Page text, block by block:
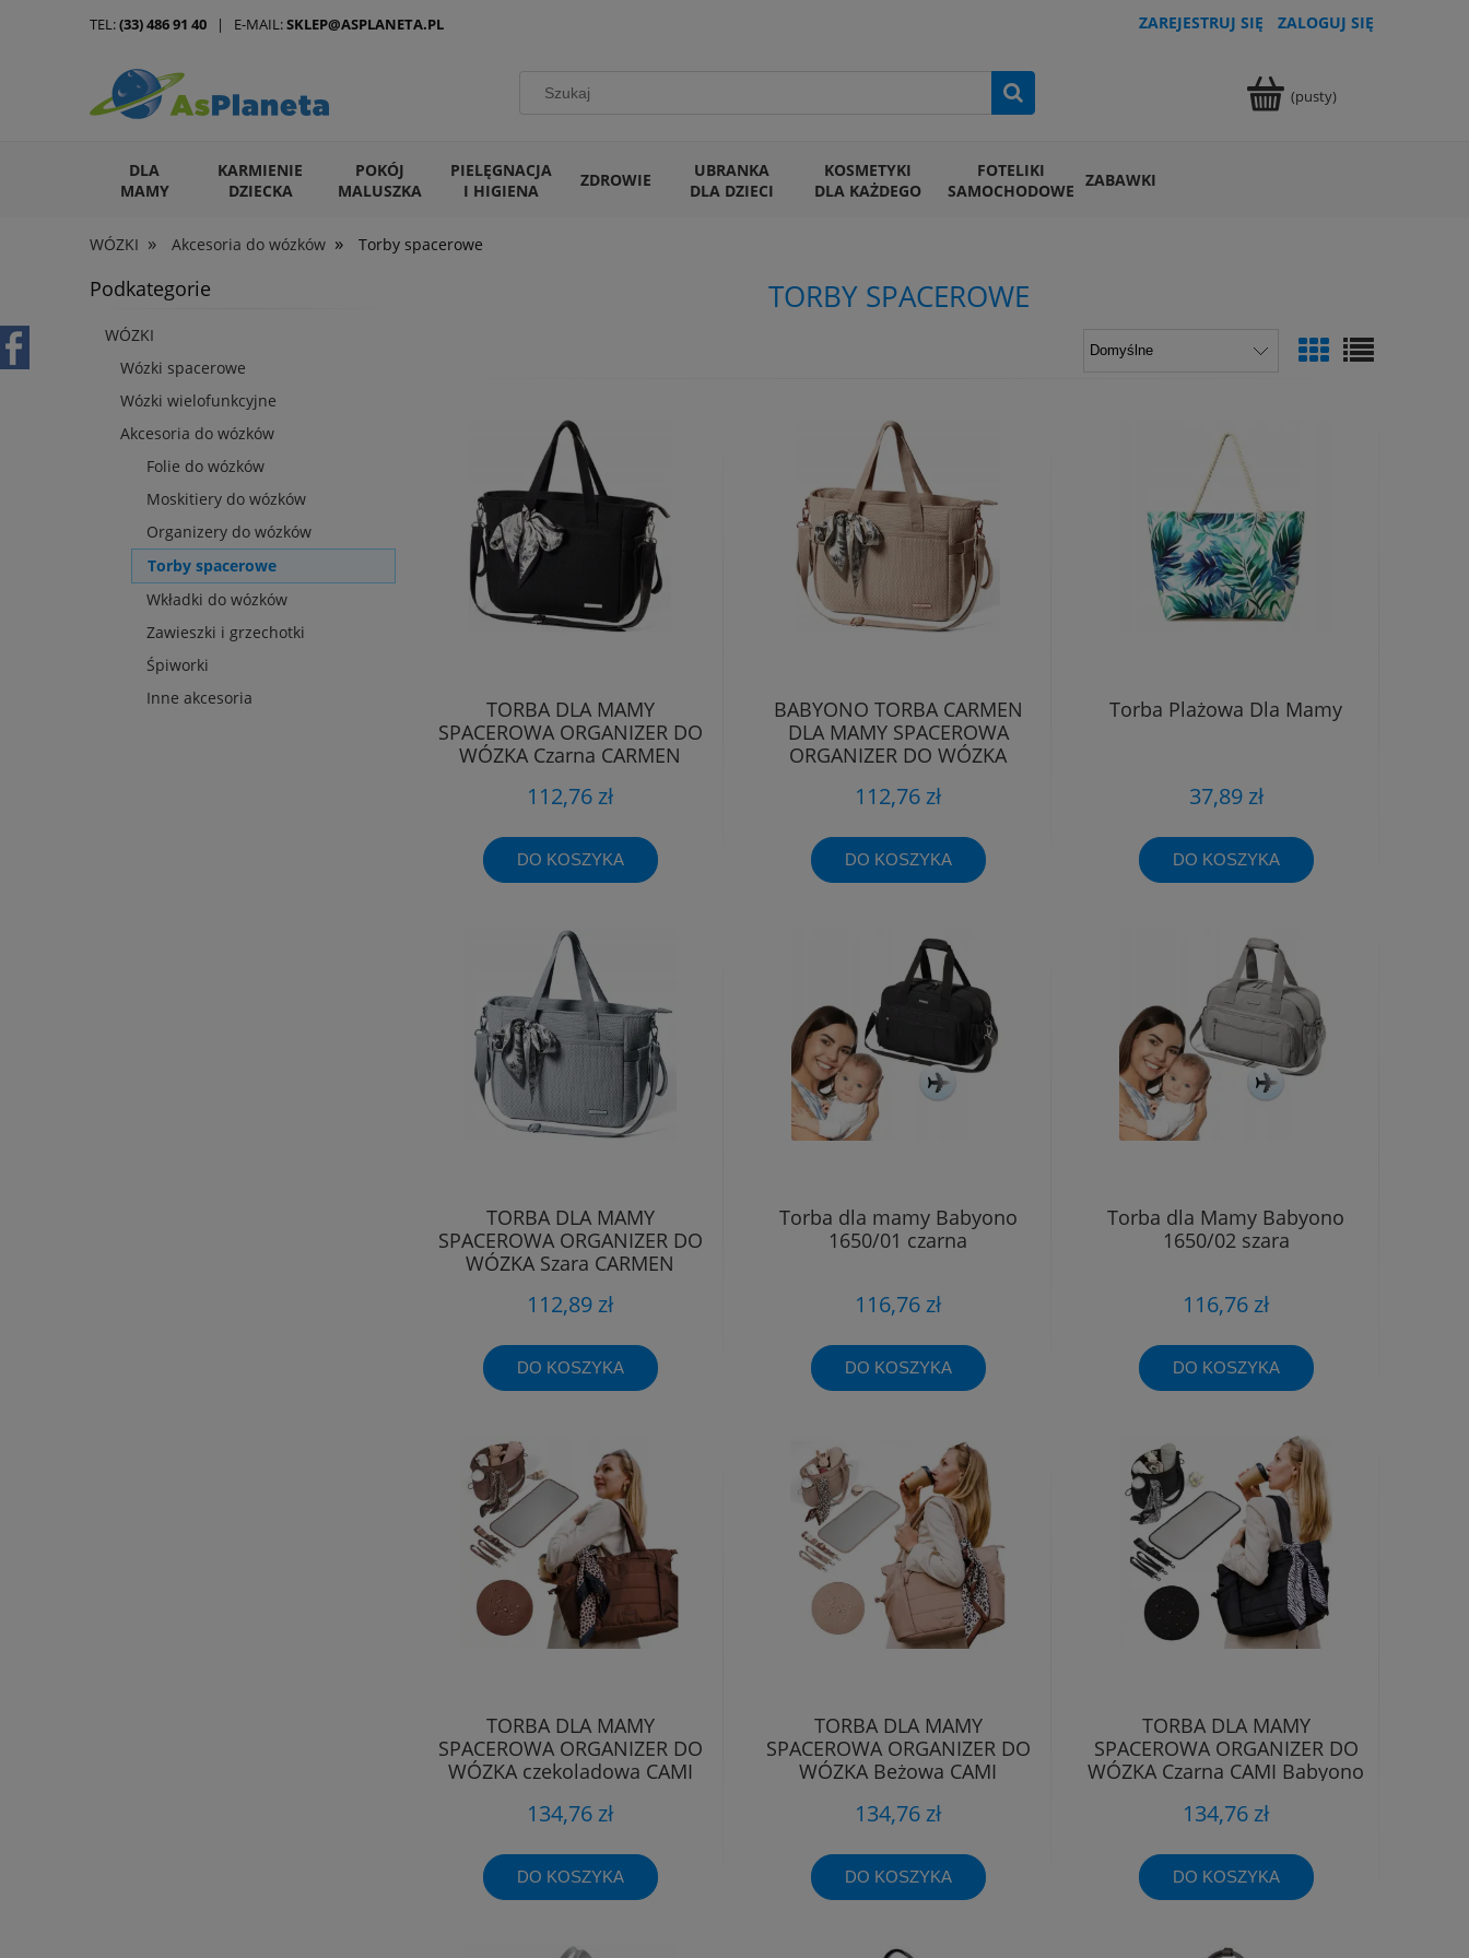
ZAREJESTRUJ SIĘ ZALOGUJ SIĘ
(pusty)
DLA
MAMY
KARMIENIE
DZIECKA
POKÓJ
MALUSZKA
PIELĘGNACJA
I HIGIENA
ZDROWIE
UBRANKA
DLA DZIECI
KOSMETYKI
DLA KAŻDEGO
FOTELIKI
SAMOCHODOWE ZABAWKI
ARTYKUŁY DLA ZWIERZĄT
WÓZKI » Akcesoria do wózków » Torby spacerowe
TEL:(33) 486 91 40 | E-MAIL:SKLEP@ASPLANETA.PL
Podkategorie
WÓZKI
Wózki spacerowe
Wózki wielofunkcyjne
Akcesoria do wózków
Folie do wózków
Moskitiery do wózków
Organizery do wózków
Torby spacerowe
Wkładki do wózków
Zawieszki i grzechotki
Śpiworki
Inne akcesoria
TORBY SPACEROWE
TORBA DLA MAMY
SPACEROWA ORGANIZER DO
WÓZKA Czarna CARMEN
112,76 zł
DO KOSZYKA
BABYONO TORBA CARMEN
DLA MAMY SPACEROWA
ORGANIZER DO WÓZKA
112,76 zł
DO KOSZYKA
Torba Plażowa Dla Mamy
37,89 zł
DO KOSZYKA
TORBA DLA MAMY
SPACEROWA ORGANIZER DO
WÓZKA Szara CARMEN
112,89 zł
DO KOSZYKA
Torba dla mamy Babyono
1650/01 czarna
116,76 zł
DO KOSZYKA
Torba dla Mamy Babyono
1650/02 szara
116,76 zł
DO KOSZYKA
TORBA DLA MAMY
SPACEROWA ORGANIZER DO
WÓZKA czekoladowa CAMI
134,76 zł
DO KOSZYKA
TORBA DLA MAMY
SPACEROWA ORGANIZER DO
WÓZKA Beżowa CAMI
134,76 zł
DO KOSZYKA
TORBA DLA MAMY
SPACEROWA ORGANIZER DO
WÓZKA Czarna CAMI Babyono
134,76 zł
DO KOSZYKA